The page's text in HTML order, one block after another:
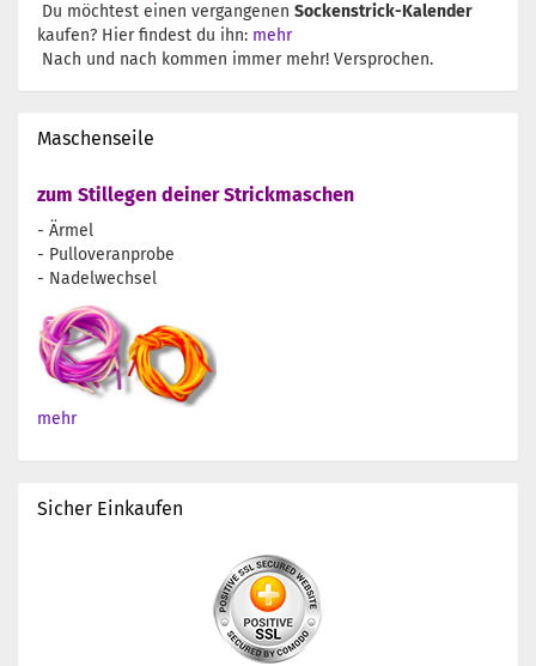
Du möchtest einen vergangenen Sockenstrick-Kalender
kaufen? Hier findest du ihn: mehr
Nach und nach kommen immer mehr! Versprochen.
Maschenseile
zum Stillegen deiner Strickmaschen
- Ärmel
- Pulloveranprobe
- Nadelwechsel
mehr
Sicher Einkaufen